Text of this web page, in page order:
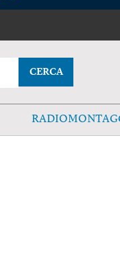
CERCA